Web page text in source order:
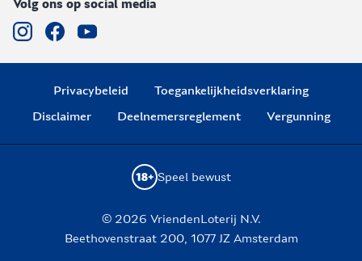
Volg ons op social media
Privacybeleid
Toegankelijkheidsverklaring
Disclaimer
Deelnemersreglement Vergunning
Speel bewust
© 2026 VriendenLoterij N.V.
Beethovenstraat 200, 1077 JZ Amsterdam